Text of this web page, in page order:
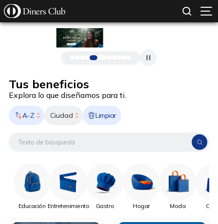
Pasar al contenido principal
Tus beneficios
Explora lo que diseñamos para ti.
A-Z Ciudad Limpiar
Educación Entretenimiento Gastro Hogar Moda